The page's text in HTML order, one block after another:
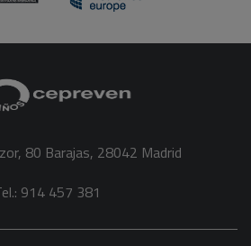
80 Barajas, 28042 Madrid
914 457 381